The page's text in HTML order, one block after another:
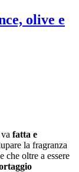
olive e
fatta e
la fragranza
che oltre a essere